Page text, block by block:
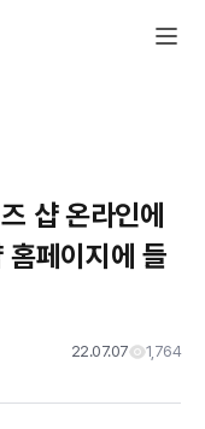
샵 온라인에
홈페이지에 들
22.07.07 1,764